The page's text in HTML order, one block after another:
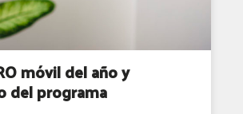
móvil del año y
del programa